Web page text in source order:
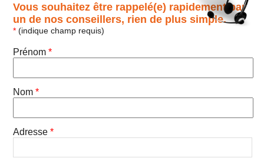
Vous souhaitez être rappelé(e) rapidement par
un de nos conseillers, rien de plus simple.
* (indique champ requis)
Prénom*
Nom*
Adresse*